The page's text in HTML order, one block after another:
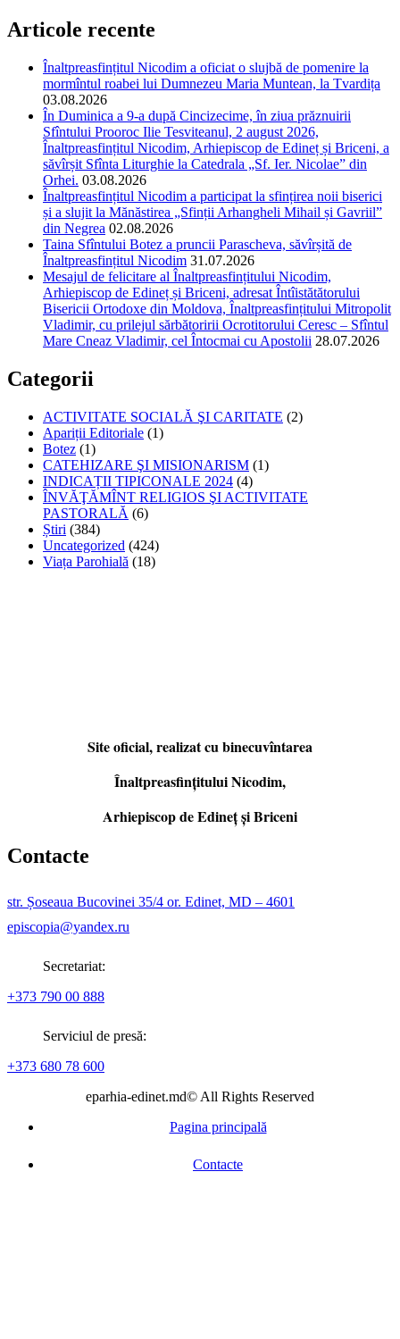
Articole recente
Înaltpreasfințitul Nicodim a oficiat o slujbă de pomenire la
mormîntul roabei lui Dumnezeu Maria Muntean, la Tvardița
03.08.2026
În Duminica a 9-a după Cincizecime, în ziua prăznuirii
Sfîntului Prooroc Ilie Tesviteanul, 2 august 2026,
Înaltpreasfințitul Nicodim, Arhiepiscop de Edineț și Briceni, a
săvîrșit Sfînta Liturghie la Catedrala „Sf. Ier. Nicolae” din
Orhei. 03.08.2026
Înaltpreasfințitul Nicodim a participat la sfințirea noii biserici
și a slujit la Mănăstirea „Sfinții Arhangheli Mihail și Gavriil”
din Negrea 02.08.2026
Taina Sfîntului Botez a pruncii Parascheva, săvîrșită de
Înaltpreasfințitul Nicodim 31.07.2026
Mesajul de felicitare al Înaltpreasfințitului Nicodim,
Arhiepiscop de Edineț și Briceni, adresat Întîistătătorului
Bisericii Ortodoxe din Moldova, Înaltpreasfințitului Mitropolit
Vladimir, cu prilejul sărbătoririi Ocrotitorului Ceresc – Sfîntul
Mare Cneaz Vladimir, cel Întocmai cu Apostolii 28.07.2026
Categorii
ACTIVITATE SOCIALĂ ŞI CARITATE (2)
Apariții Editoriale (1)
Botez (1)
CATEHIZARE ŞI MISIONARISM (1)
INDICAȚII TIPICONALE 2024 (4)
ÎNVĂŢĂMÎNT RELIGIOS ŞI ACTIVITATE
PASTORALĂ (6)
Știri (384)
Uncategorized (424)
Viața Parohială (18)
Site oficial, realizat cu binecuvîntarea
Înaltpreasfințitului Nicodim,
Arhiepiscop de Edineţ şi Briceni
Contacte
str. Șoseaua Bucovinei 35/4 or. Edinet, MD – 4601
episcopia@yandex.ru
Secretariat:
+373 790 00 888
Serviciul de presă:
+373 680 78 600
eparhia-edinet.md© All Rights Reserved
Pagina principală
Contacte